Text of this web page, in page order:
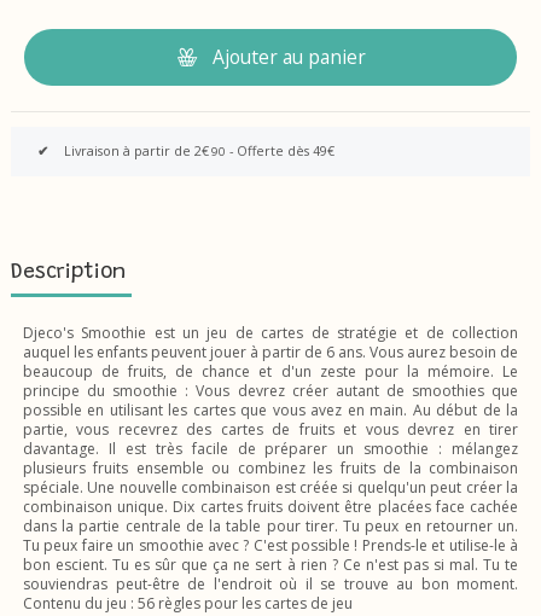
Ajouter au panier
✔ Livraison à partir de 2€90 - Offerte dès 49€
Description
Djeco's Smoothie est un jeu de cartes de stratégie et de collection
auquel les enfants peuvent jouer à partir de 6 ans. Vous aurez besoin de
beaucoup de fruits, de chance et d'un zeste pour la mémoire. Le
principe du smoothie : Vous devrez créer autant de smoothies que
possible en utilisant les cartes que vous avez en main. Au début de la
partie, vous recevrez des cartes de fruits et vous devrez en tirer
davantage. Il est très facile de préparer un smoothie : mélangez
plusieurs fruits ensemble ou combinez les fruits de la combinaison
spéciale. Une nouvelle combinaison est créée si quelqu'un peut créer la
combinaison unique. Dix cartes fruits doivent être placées face cachée
dans la partie centrale de la table pour tirer. Tu peux en retourner un.
Tu peux faire un smoothie avec ? C'est possible ! Prends-le et utilise-le à
bon escient. Tu es sûr que ça ne sert à rien ? Ce n'est pas si mal. Tu te
souviendras peut-être de l'endroit où il se trouve au bon moment.
Contenu du jeu : 56 règles pour les cartes de jeu